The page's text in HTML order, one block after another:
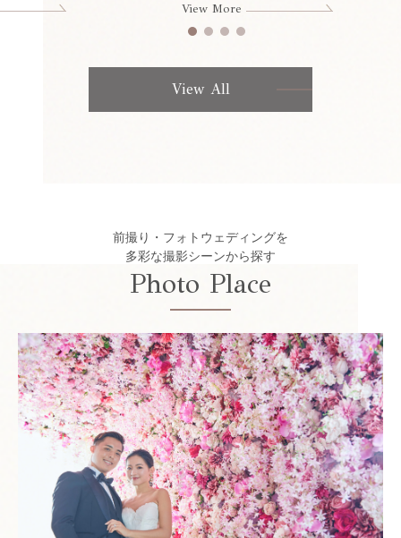
View More
View All
前撮り・フォトウェディングを
多彩な撮影シーンから探す
Photo Place